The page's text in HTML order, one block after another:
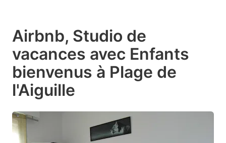
Airbnb, Studio de
vacances avec Enfants
bienvenus à Plage de
l'Aiguille